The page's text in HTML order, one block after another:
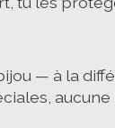
— à la